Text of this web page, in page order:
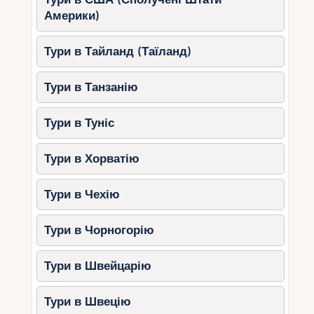
атмосферою.
Снорклінг та дайвінг– восени вода
чиста, а підводний світ тішить
різноманітністю.
Фестивалі та свята
відбуваються яскраві події, де можна
скуштувати місцеві делікатеси.
Корисні поради для
відпочинку з дітьми
Вибирайте сімейні готеліз
анімацією та дитячим меню.
Забронюйте квитки наперед– осінь
популярна серед туристів.
Беріть сонцезахисні засоби– сонце
все ще активне.
Америки)
Тури в Тайланд (Таїланд)
Тури в Танзанію
Тури в Туніс
Тури в Хорватію
Тури в Чехію
Тури в Чорногорію
Тури в Швейцарію
Тури в Швецію